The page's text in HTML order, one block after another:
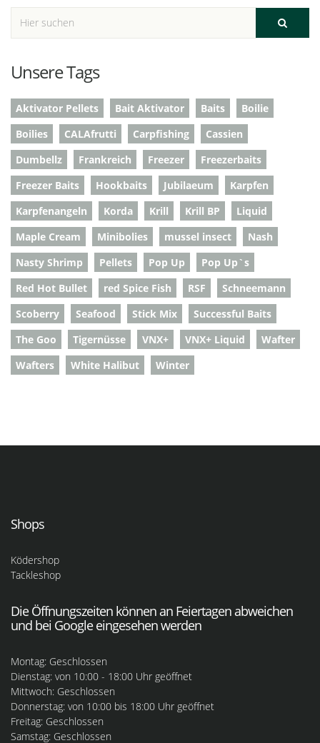
Unsere Tags
Aktivator Pellets Bait Aktivator Baits
Boilie
Boilies
CALAfrutti Carpfishing
Cassien
Dumbellz
Frankreich Freezer
Freezerbaits
Freezer Baits
Hookbaits Jubilaeum
Karpfen
Karpfenangeln
Korda Krill Krill BP
Liquid
Maple Cream
Minibolies mussel insect
Nash
Nasty Shrimp
Pellets Pop Up
Pop Up`s
Red Hot Bullet
red Spice Fish RSF
Schneemann
Scoberry
Seafood Stick Mix
Successful Baits
The Goo
Tigernüsse VNX+ VNX+ Liquid
Wafter
Wafters
White Halibut Winter
Shops
Ködershop
Tackleshop
Die Öffnungszeiten können an Feiertagen abweichen
und bei Google eingesehen werden
Montag: Geschlossen
Dienstag: von 10:00 - 18:00 Uhr geöffnet
Mittwoch: Geschlossen
Donnerstag: von 10:00 bis 18:00 Uhr geöffnet
Freitag: Geschlossen
Samstag: Geschlossen